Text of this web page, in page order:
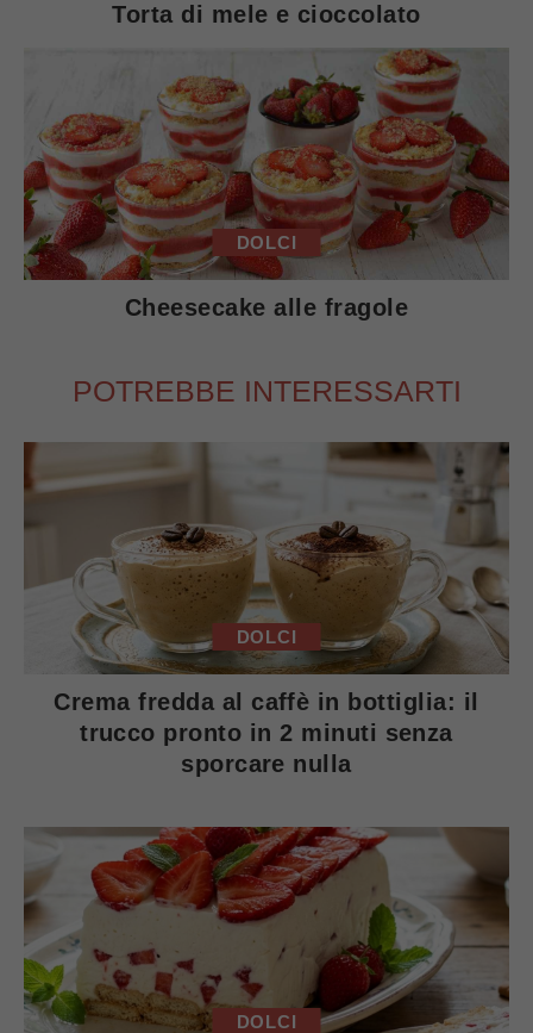
Torta di mele e cioccolato
DOLCI
Cheesecake alle fragole
POTREBBE INTERESSARTI
DOLCI
Crema fredda al caffè in bottiglia: il
trucco pronto in 2 minuti senza
sporcare nulla
DOLCI